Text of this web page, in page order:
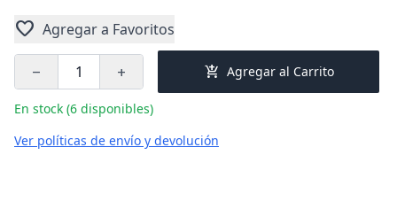
favorite Agregar a Favoritos
remove add add_shopping_cart Agregar al Carrito
En stock (6 disponibles)
Ver políticas de envío y devolución